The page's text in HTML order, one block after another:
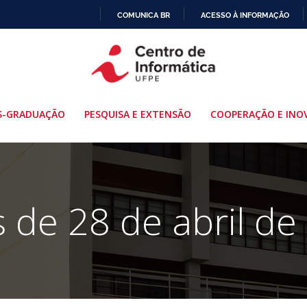
PARA
O
COMUNICA BR ACESSO À INFORMAÇÃO
GRADUAÇÃO PESQUISA E EXTENSÃO COOPERAÇÃO E
de 28 de abril